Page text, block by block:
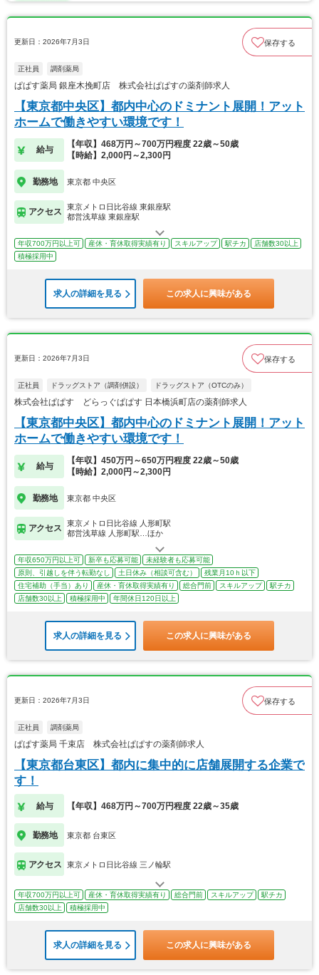
更新日：2026年7月3日 保存する
正社員 調剤薬局
ぱぱす薬局 銀座木挽町店 株式会社ぱぱすの薬剤師求人
【東京都中央区】都内中心のドミナント展開！アット
ホームで働きやすい環境です！
給与
【年収】468万円～700万円程度 22歳～50歳
【時給】2,000円～2,300円
勤務地 東京都 中央区
アクセス
東京メトロ日比谷線 東銀座駅
都営浅草線 東銀座駅
年収700万円以上可 産休・育休取得実績有り スキルアップ 駅チカ
店舗数30以上
積極採用中
求人の詳細を見る この求人に興味がある
更新日：2026年7月3日 保存する
正社員 ドラッグストア（調剤併設） ドラッグストア（OTCのみ）
株式会社ぱぱす どらっぐぱぱす 日本橋浜町店の薬剤師求人
【東京都中央区】都内中心のドミナント展開！アット
ホームで働きやすい環境です！
給与
【年収】450万円～650万円程度 22歳～50歳
【時給】2,000円～2,300円
勤務地 東京都 中央区
アクセス
東京メトロ日比谷線 人形町駅
都営浅草線 人形町駅…ほか
年収650万円以上可 新卒も応募可能
未経験者も応募可能
原則、引越しを伴う転勤なし
土日休み（相談可含む）
残業月10ｈ以下
住宅補助（手当）あり
産休・育休取得実績有り 総合門前 スキルアップ
駅チカ
店舗数30以上
積極採用中 年間休日120日以上
求人の詳細を見る この求人に興味がある
更新日：2026年7月3日 保存する
正社員 調剤薬局
ぱぱす薬局 千束店 株式会社ぱぱすの薬剤師求人
【東京都台東区】都内に集中的に店舗展開する企業で
す！
給与 【年収】468万円～700万円程度 22歳～35歳
勤務地 東京都 台東区
アクセス 東京メトロ日比谷線 三ノ輪駅
年収700万円以上可 産休・育休取得実績有り 総合門前 スキルアップ
駅チカ
店舗数30以上
積極採用中
求人の詳細を見る この求人に興味がある